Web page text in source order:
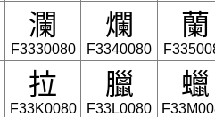
瀾
F3330080
爛
F3340080
蘭
拉
F33K0080
臘
F33L0080
蠟